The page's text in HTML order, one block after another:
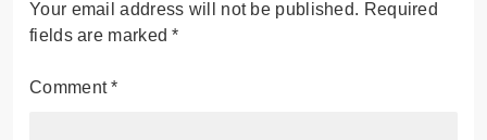
Your email address will not be published. Required
fields are marked*
Comment*